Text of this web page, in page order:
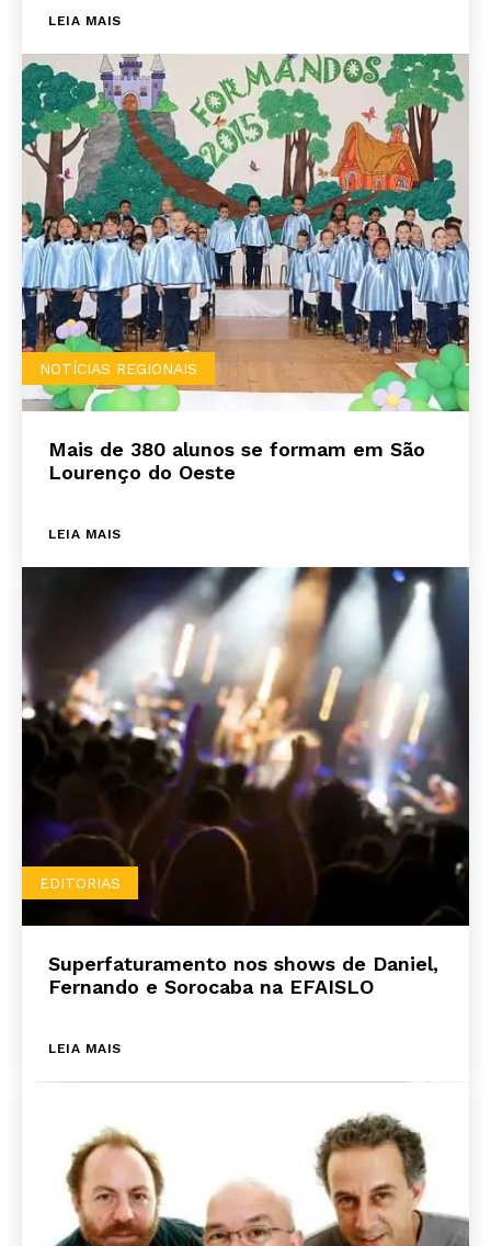
LEIA MAIS
NOTÍCIAS REGIONAIS
Mais de 380 alunos se formam em São
Lourenço do Oeste
LEIA MAIS
EDITORIAS
Superfaturamento nos shows de Daniel,
Fernando e Sorocaba na EFAISLO
LEIA MAIS